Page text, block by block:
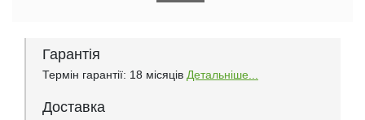
Гарантія
Термін гарантії: 18 місяців Детальніше...
Доставка